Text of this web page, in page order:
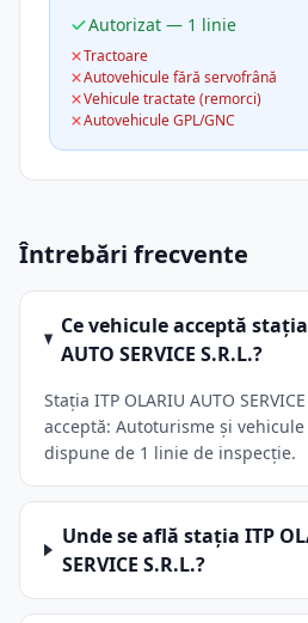
Autorizat — 1 linie
Tractoare
Autovehicule fără servofrână
Vehicule tractate (remorci)
Autovehicule GPL/GNC
Întrebări frecvente
Ce vehicule acceptă stația
AUTO SERVICE S.R.L.?
Stația ITP OLARIU AUTO
acceptă: Autoturisme și
dispune de 1 linie de inspecție.
Unde se află stația ITP
SERVICE S.R.L.?